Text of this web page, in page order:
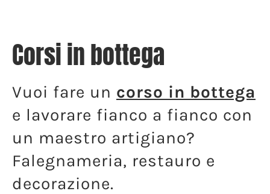
Corsi in bottega
Vuoi fare un corso in bottega
e lavorare fianco a fianco con
un maestro artigiano?
Falegnameria, restauro e
decorazione.